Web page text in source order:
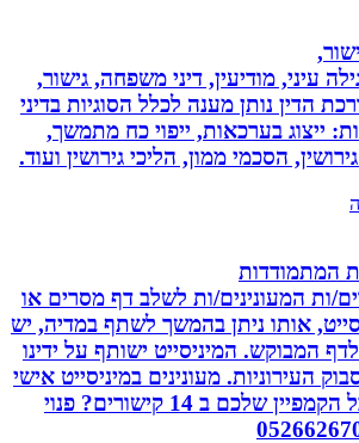
מודיעין, דיני משפחה, גישור,
נותן מענה לכלל הסוגיות בדיני
בערכאות, ייפוי כח מתמשך,
הסכמי ממון, הליכי גירושין ועוד.
המעונינים/ות לשלב דף מסרים או
אותו ניתן בהמשך לשתף במדיה, יש
המיניסייט ישותף על ידינו
מעונינים במיניסייט אישי
שיחשוף את כל הקמפיין שלכם ב 14 קישורים? פנוי